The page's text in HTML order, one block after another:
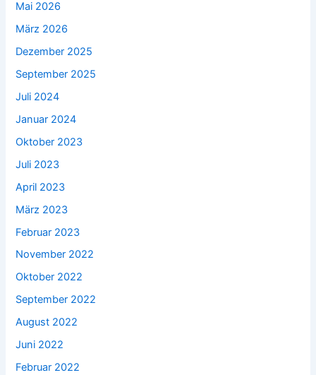
Mai 2026
März 2026
Dezember 2025
September 2025
Juli 2024
Januar 2024
Oktober 2023
Juli 2023
April 2023
März 2023
Februar 2023
November 2022
Oktober 2022
September 2022
August 2022
Juni 2022
Februar 2022